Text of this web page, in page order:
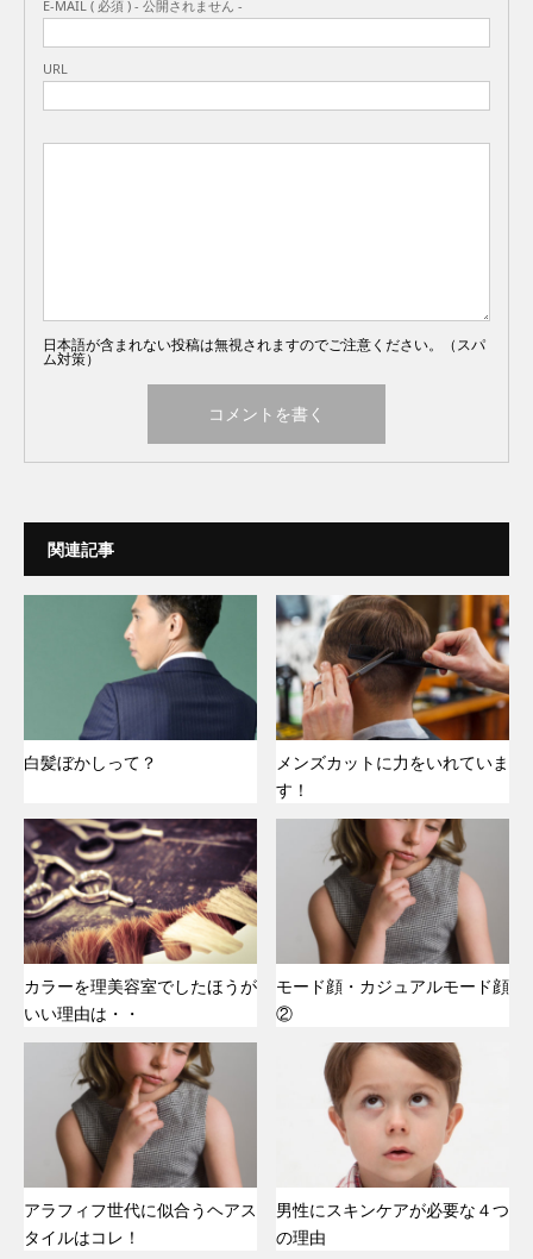
E-MAIL ( 必須 ) - 公開されません -
URL
日本語が含まれない投稿は無視されますのでご注意ください。（スパ
ム対策）
関連記事
白髪ぼかしって？
メンズカットに力をいれていま
す！
カラーを理美容室でしたほうが
いい理由は・・
モード顔・カジュアルモード顔
②
アラフィフ世代に似合うヘアス
タイルはコレ！
男性にスキンケアが必要な４つ
の理由